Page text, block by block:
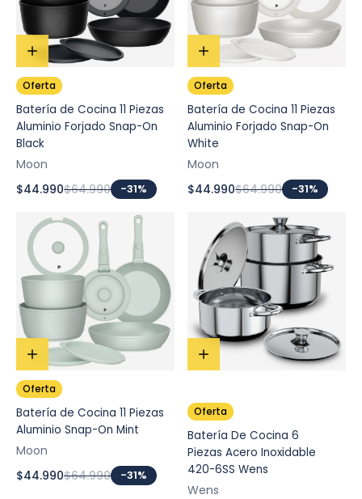
Oferta
Batería de Cocina 11 Piezas
Aluminio Forjado Snap-On
Black
Moon
$44.990$64.990 -31%
Oferta
Batería de Cocina 11 Piezas
Aluminio Forjado Snap-On
White
Moon
$44.990$64.990 -31%
Oferta
Batería de Cocina 11 Piezas
Aluminio Snap-On Mint
Moon
$44.990$64.990 -31%
Oferta
Batería De Cocina 6
Piezas Acero Inoxidable
420-6SS Wens
Wens